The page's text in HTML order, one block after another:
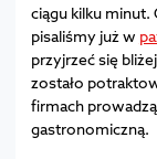
ciągu kilku
pisaliśmy już w
przyjrzeć się
zostało
firmach
gastronomiczną.